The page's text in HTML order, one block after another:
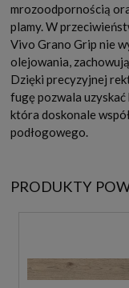
mrozoodpornością
plamy. W
Vivo Grano Grip nie
olejowania,
Dzięki precyzyjnej
fugę pozwala uzyskać
która doskonale
podłogowego.
PRODUKTY